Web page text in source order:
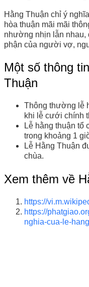
Hằng Thuận chỉ ý
hòa thuận mãi mãi
nhường nhịn lẫn nhau,
phận của người vợ,
Một số thông
Thuận
Thông thường lễ
khi lễ cưới chính
Lễ hằng thuận tổ
trong khoảng 1
Lễ Hằng Thuận
chùa.
Xem thêm về
https://
https://
nghia-cua-le-